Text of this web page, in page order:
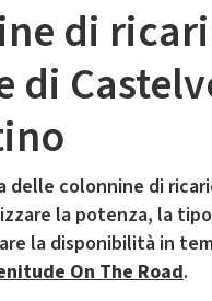
di
di
delle colonnine di
la potenza, la
la disponibilità in
On The Road.